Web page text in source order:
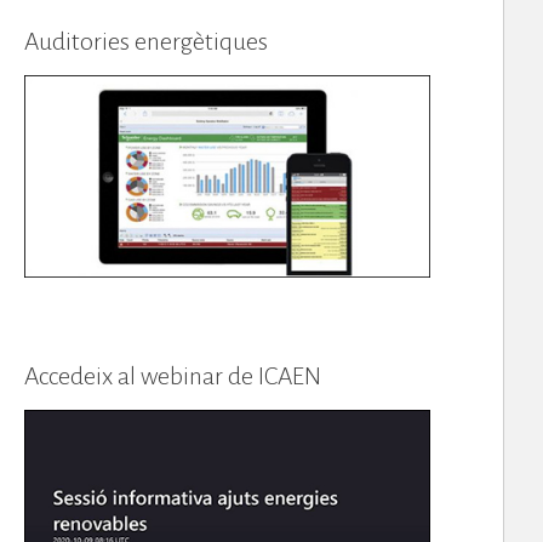
Auditories energètiques
Accedeix al webinar de ICAEN